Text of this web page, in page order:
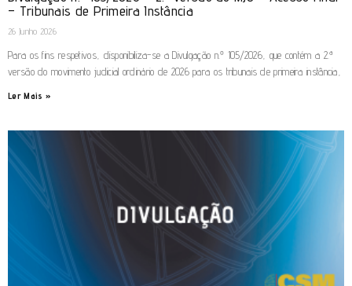
– Tribunais de Primeira Instância
26 Junho 2026
Para os fins respetivos, disponibiliza-se a Divulgação n.º 105/2026, que contém a 2.ª
versão do movimento judicial ordinário de 2026 para os tribunais de primeira instância,
Ler Mais »